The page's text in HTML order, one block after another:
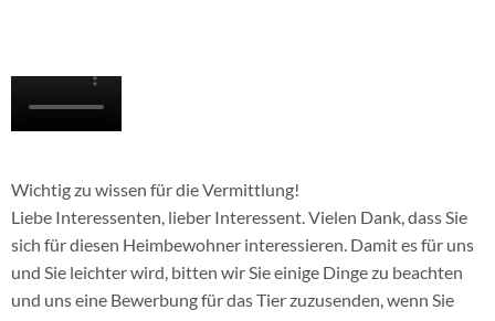
Wichtig zu wissen für die Vermittlung!
Liebe Interessenten, lieber Interessent. Vielen Dank, dass Sie
sich für diesen Heimbewohner interessieren. Damit es für uns
und Sie leichter wird, bitten wir Sie einige Dinge zu beachten
und uns eine Bewerbung für das Tier zuzusenden, wenn Sie